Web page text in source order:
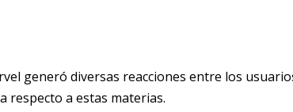
generó diversas reacciones entre los
respecto a estas materias.